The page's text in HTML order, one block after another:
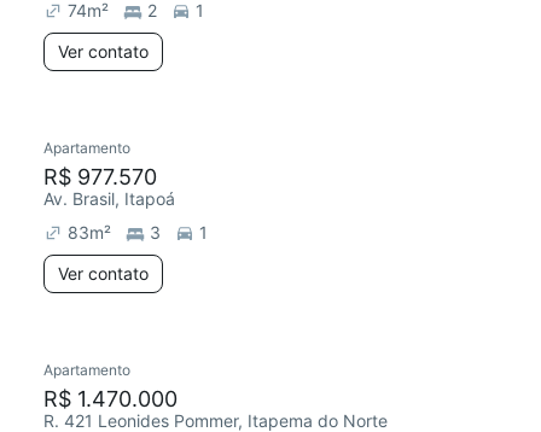
74m² 2
1
Ver contato
Apartamento
R$ 977.570
Av. Brasil, Itapoá
83m² 3
1
Ver contato
Redecorar
Apartamento
R$ 1.470.000
R. 421 Leonides Pommer, Itapema do Norte